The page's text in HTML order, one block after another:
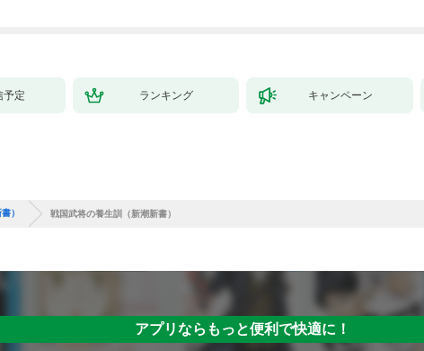
予定 ランキング キャンペーン
） 戦国武将の養生訓（新潮新書）
アプリならもっと便利で快適に！